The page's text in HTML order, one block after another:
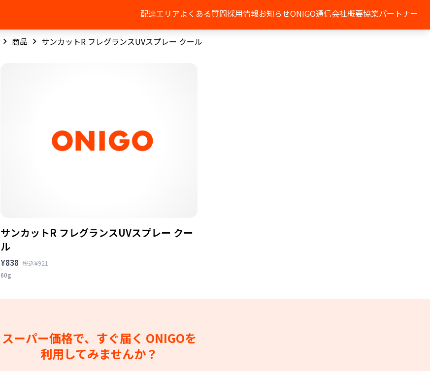
配達エリアよくある質問採用情報お知らせONIGO通信会社概要協業パートナー
商品 サンカットR フレグランスUVスプレー クール
サンカットR フレグランスUVスプレー クー
ル
¥838 税込¥921
60g
スーパー価格で、すぐ届く ONIGOを
利用してみませんか？